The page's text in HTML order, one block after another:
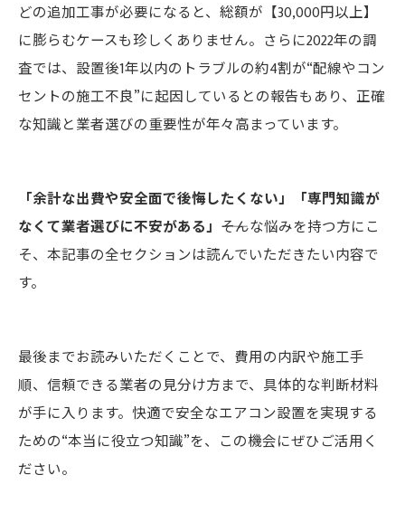
どの追加工事が必要になると、総額が【30,000円以上】
に膨らむケースも珍しくありません。さらに2022年の調
査では、設置後1年以内のトラブルの約4割が“配線やコン
セントの施工不良”に起因しているとの報告もあり、正確
な知識と業者選びの重要性が年々高まっています。
「余計な出費や安全面で後悔したくない」「専門知識が
なくて業者選びに不安がある」 ――そんな悩みを持つ方にこ
そ、本記事の全セクションは読んでいただきたい内容で
す。
最後までお読みいただくことで、費用の内訳や施工手
順、信頼できる業者の見分け方まで、具体的な判断材料
が手に入ります。快適で安全なエアコン設置を実現する
ための“本当に役立つ知識”を、この機会にぜひご活用く
ださい。